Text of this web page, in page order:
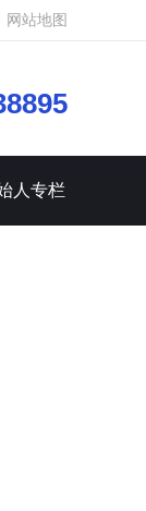
网站地图
人专栏